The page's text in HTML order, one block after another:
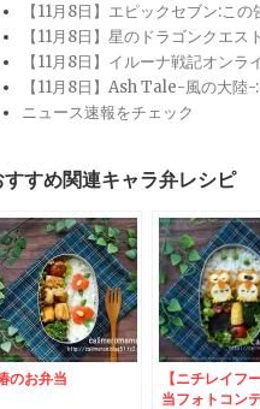
【11月8日】エピックセブン:こ
【11月8日】星のドラゴンクエ
【11月8日】イルーナ戦記オン
【11月8日】Ash Tale-風の大陸
ニュース速報をチェック
すすめ関連キャラ弁レシピ
のお弁当
【ニチレイフ
当フォトコン